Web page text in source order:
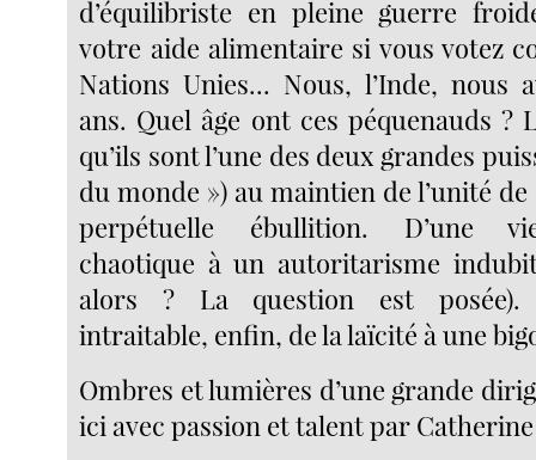
d’équilibriste en pleine guerre
votre aide alimentaire si vous votez
Nations Unies... Nous, l’Inde, nous
ans. Quel âge ont ces péquenauds ?
qu’ils sont l’une des deux grandes
du monde ») au maintien de l’unité de
perpétuelle ébullition. D’une
chaotique à un autoritarisme
alors ? La question est posée).
intraitable, enfin, de la laïcité à une
Ombres et lumières d’une grande
ici avec passion et talent par